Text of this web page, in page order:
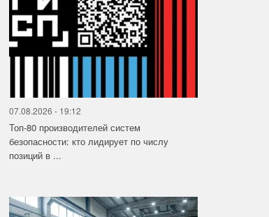
07.08.2026 - 19:12
Топ-80 производителей систем
безопасности: кто лидирует по числу
позиций в ...